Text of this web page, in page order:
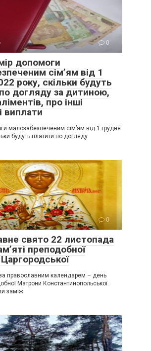
0
допомоги
сім’ям від 1
року, скільки будуть
догляду за дитиною,
про інші
виплати
малозабезпеченим сім’ям від 1 грудня
будуть платити по догляду
0
свято 22 листопада
преподобної
православним календарем – день
Матрони Константинопольської.
заміж